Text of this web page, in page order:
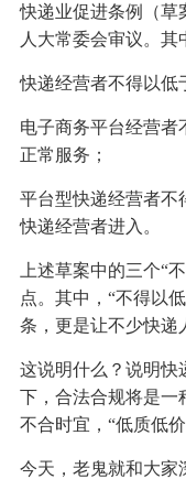
快递业促进条例（草
人大常委会审议。其
快递经营者不得以低
电子商务平台经营者
正常服务；
平台型快递经营者不
快递经营者进入。
上述草案中的三个“
点。其中，“不得以
条，更是让不少快递
这说明什么？说明快
下，合法合规将是一
不合时宜，“低质低
今天，老鬼就和大家